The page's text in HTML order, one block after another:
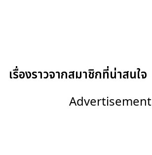
เรื่องราวจากสมาชิกที่น่าสนใจ
Advertisement